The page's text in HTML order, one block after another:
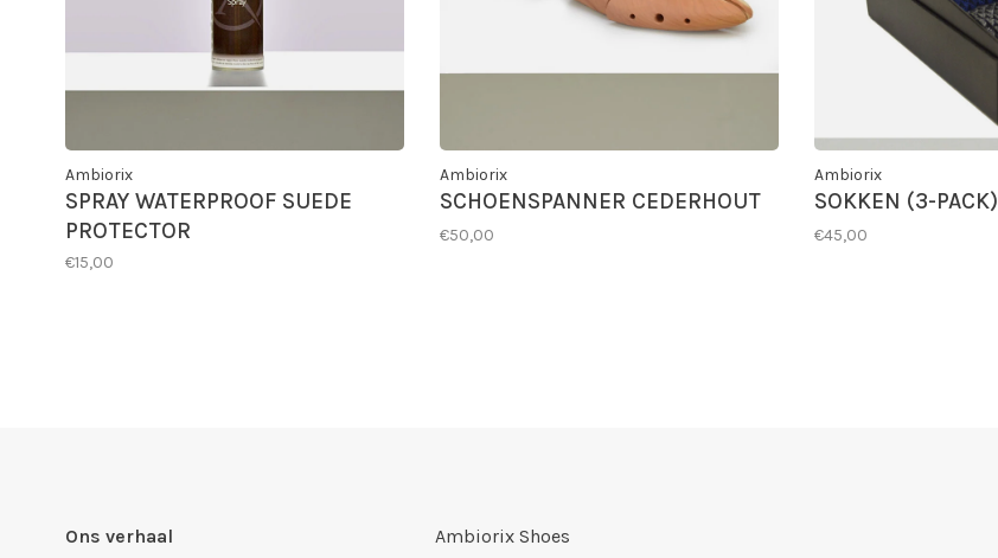
Ambiorix
SPRAY WATERPROOF SUEDE
PROTECTOR
€15,00
Ambiorix
SCHOENSPANNER CEDERHOUT
€50,00
Ambiorix
SOKKEN (3-PACK)
€45,00
Ons verhaal Ambiorix Shoes